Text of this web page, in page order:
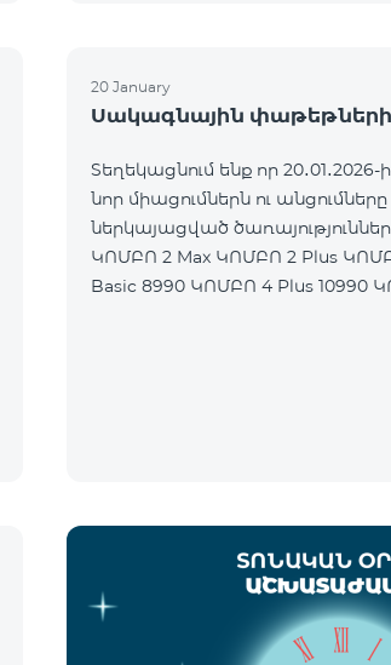
20 January
Սակագնային
Տեղեկացնում ենք որ
նոր միացումներն ու
ներկայացված
ԿՈՄԲՈ 2 Max ԿՈՄԲՈ 2 Plus
Basic 8990 ԿՈՄԲՈ 4 Plus 10990